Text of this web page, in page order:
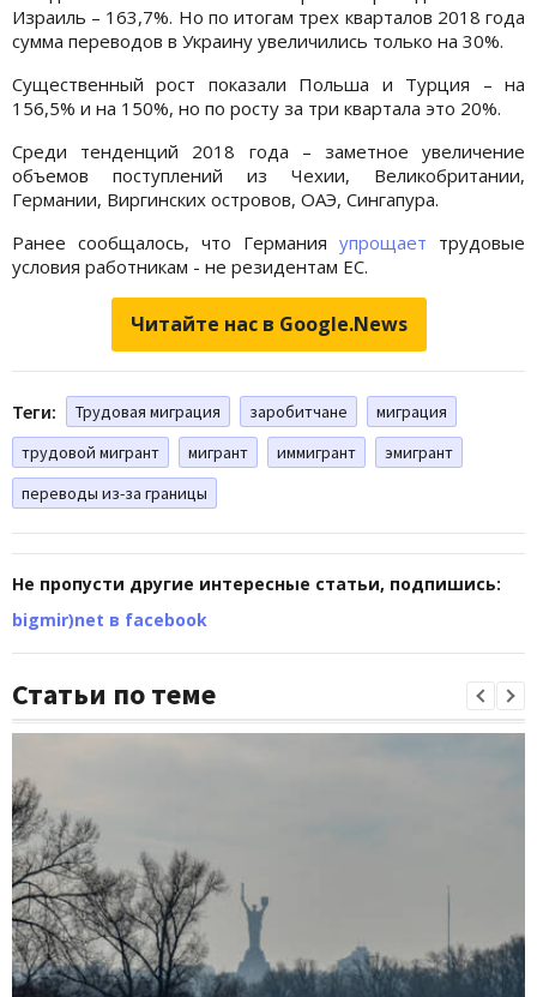
Израиль – 163,7%. Но по итогам трех кварталов 2018 года
сумма переводов в Украину увеличились только на 30%.
Существенный рост показали Польша и Турция – на
156,5% и на 150%, но по росту за три квартала это 20%.
Среди тенденций 2018 года – заметное увеличение
объемов поступлений из Чехии, Великобритании,
Германии, Виргинских островов, ОАЭ, Сингапура.
Ранее сообщалось, что Германия упрощает трудовые
условия работникам - не резидентам ЕС.
Читайте нас в Google.News
Теги: Трудовая миграция заробитчане
миграция
трудовой мигрант
мигрант иммигрант
эмигрант
переводы из-за границы
Не пропусти другие интересные статьи, подпишись:
bigmir)net в facebook
Статьи по теме